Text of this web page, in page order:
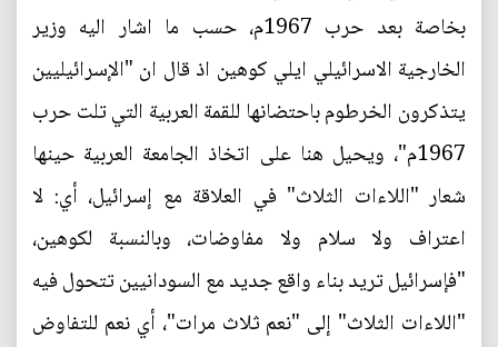
بخاصة بعد حرب 1967م، حسب ما اشار اليه وزير
الخارجية الاسرائيلي ايلي كوهين اذ قال ان "الإسرائيليين
يتذكرون الخرطوم باحتضانها للقمة العربية التي تلت حرب
1967م"، ويحيل هنا على اتخاذ الجامعة العربية حينها
شعار "اللاءات الثلاث" في العلاقة مع إسرائيل، أي: لا
اعتراف ولا سلام ولا مفاوضات، وبالنسبة لكوهين،
"فإسرائيل تريد بناء واقع جديد مع السودانيين تتحول فيه
"اللاءات الثلاث" إلى "نعم ثلاث مرات"، أي نعم للتفاوض